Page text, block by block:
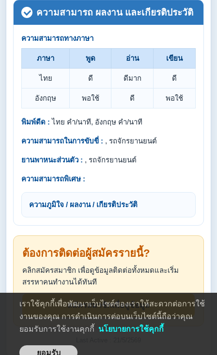
ความสามารถ ผลงาน และเกียรติประวัติ
ความสามารถทางภาษา
ภาษา พูด อ่าน เขียน
ไทย ดี ดีมาก ดี
อังกฤษ พอใช้ ดี พอใช้
พิมพ์ดีด : ไทย คำ/นาที, อังกฤษ คำ/นาที
ความสามารถในการขับขี่ : , รถจักรยานยนต์
ยานพาหนะส่วนตัว : , รถจักรยานยนต์
ความสามารถพิเศษ :
ความภูมิใจ / ผลงาน / เกียรติประวัติ
ต้องการติดต่อผู้สมัครรายนี้?
คลิกสมัครสมาชิก เพื่อดูข้อมูลติดต่อทั้งหมดและเริ่ม
สรรหาคนทำงานได้ทันที
สมัครสมาชิกเพื่อดูข้อมูล
เราใช้คุกกี้เพื่อพัฒนาเว็บไซต์ของเราให้สะดวกต่อการใช้
งานของคุณ การดำเนินการต่อบนเว็บไซต์นี้ถือว่าคุณ
ยอมรับการใช้งานคุกกี้ นโยบายการใช้คุกกี้